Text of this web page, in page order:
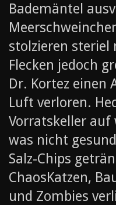
Bademäntel
stolzieren steriel
Flecken jedoch
Dr. Kortez einen
Luft verloren.
Vorratskeller
was nicht
Salz-Chips
ChaosKatzen,
und Zombies